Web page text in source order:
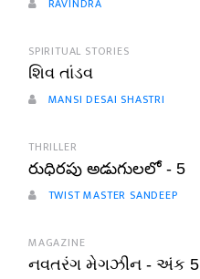
RAVINDRA
SPIRITUAL STORIES
શિવ તાંડવ
MANSI DESAI SHASTRI
THRILLER
రుధిరపు అడుగులలో - 5
TWIST MASTER SANDEEP
MAGAZINE
નવતરંગ મેગઝીન - અંક 5